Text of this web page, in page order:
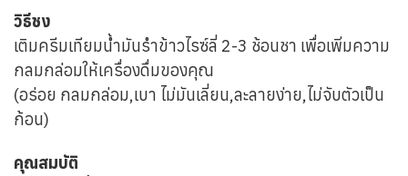
วิธีชง
เติมครีมเทียมน้ำมันรำข้าวไรซ์ลี่ 2-3 ช้อนชา เพื่อเพิ่มความ
กลมกล่อมให้เครื่องดื่มของคุณ
(อร่อย กลมกล่อม,เบา ไม่มันเลี่ยน,ละลายง่าย,ไม่จับตัวเป็น
ก้อน)
คุณสมบัติ